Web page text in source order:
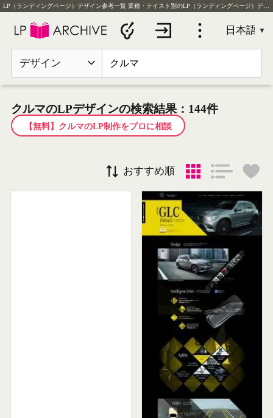
LP（ランディングページ）デザイン参考一覧 業種・テイスト別のLP（ランディングページ）デザイン実例を毎日更新
デザイン
クルマのLPデザインの検索結果：144件
【無料】クルマのLP制作をプロに相談
おすすめ順